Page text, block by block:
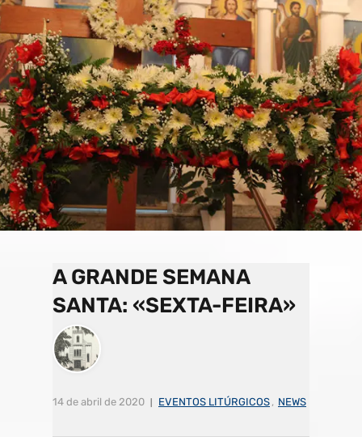
k
p
s
C
h
a
n
n
el
A GRANDE SEMANA
SANTA: «SEXTA-FEIRA»
14 de abril de 2020 EVENTOS LITÚRGICOS , NEWS